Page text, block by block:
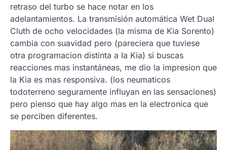
retraso del turbo se hace notar en los
adelantamientos. La transmisión automática Wet Dual
Cluth de ocho velocidades (la misma de Kia Sorento)
cambia con suavidad pero (pareciera que tuviese
otra programacion distinta a la Kia) si buscas
reacciones mas instantáneas, me dio la impresion que
la Kia es mas responsiva. (los neumaticos
todoterreno seguramente influyan en las sensaciones)
pero pienso que hay algo mas en la electronica que
se perciben diferentes.